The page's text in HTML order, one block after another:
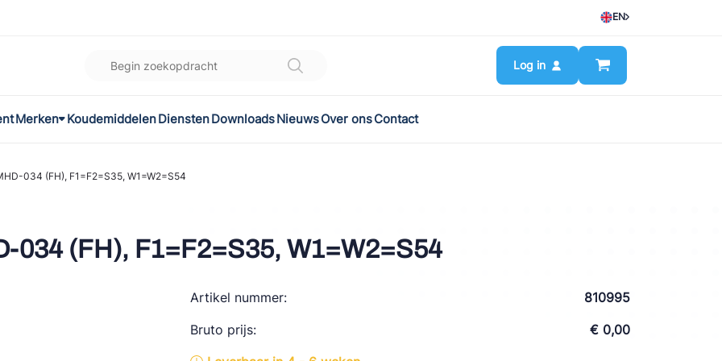
EN
Log in
Merken
KoudemiddelenDienstenDownloadsNieuwsOver onsContact
034 (FH), F1=F2=S35, W1=W2=S54
034 (FH), F1=F2=S35, W1=W2=S54
Artikel nummer:
810995
Bruto prijs:
€ 0,00